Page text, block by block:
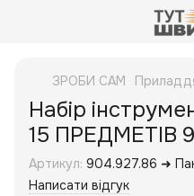
ЗРОБИ САМ
Набір
15 ПРЕДМЕТІВ
Артикул: 904.927.86 ➜
Написати відгук